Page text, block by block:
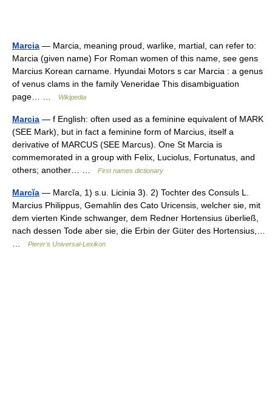
Marcia — Marcia, meaning proud, warlike, martial, can refer to:
Marcia (given name) For Roman women of this name, see gens
Marcius Korean carname. Hyundai Motors s car Marcia : a genus
of venus clams in the family Veneridae This disambiguation
page… …
Wikipedia
Marcia — f English: often used as a feminine equivalent of MARK
(SEE Mark), but in fact a feminine form of Marcius, itself a
derivative of MARCUS (SEE Marcus). One St Marcia is
commemorated in a group with Felix, Luciolus, Fortunatus, and
others; another… …
First names dictionary
Marcĭa — Marcĭa, 1) s.u. Licinia 3). 2) Tochter des Consuls L.
Marcius Philippus, Gemahlin des Cato Uricensis, welcher sie, mit
dem vierten Kinde schwanger, dem Redner Hortensius überließ,
nach dessen Tode aber sie, die Erbin der Güter des Hortensius,…
Pierer's Universal-Lexikon